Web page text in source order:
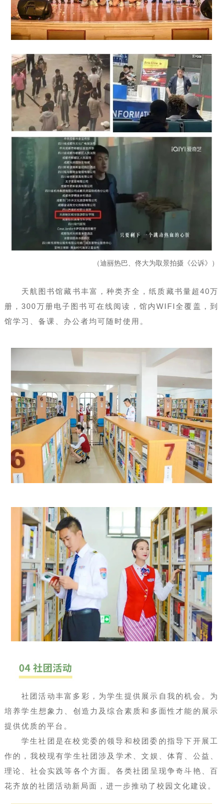
（迪丽热巴、佟大为取景拍摄《公诉》）
天航图书馆藏书丰富，种类齐全，纸质藏书量超40万
册，300万册电子图书可在线阅读，馆内WIFI全覆盖，到
馆学习、备课、办公者均可随时使用。
社团活动丰富多彩，为学生提供展示自我的机会。为
培养学生想象力、创造力及综合素质和多面性才能的展示
提供优质的平台。
学生社团是在校党委的领导和校团委的指导下开展工
作的，我校现有学生社团涉及学术、文娱、体育、公益、
理论、社会实践等各个方面。各类社团呈现争奇斗艳、百
花齐放的社团活动新局面，进一步推动了校园文化建设。